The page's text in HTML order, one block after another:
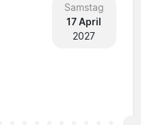
Samstag
17 April
2027